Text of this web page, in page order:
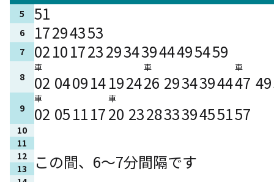
5
51
6 17294353
7 0210172329343944495459
8
車
02 0409141924
車
26 29343944
車
47 49
9
車
02 051117
車
20 23283339455157
10
この間、6～7分間隔です
11
12
13